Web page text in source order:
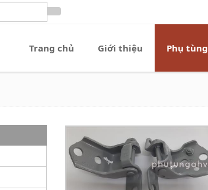
Trang chủ Giới thiệu Phụ